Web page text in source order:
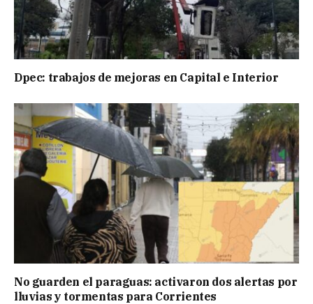
Dpec: trabajos de mejoras en Capital e Interior
No guarden el paraguas: activaron dos alertas por
lluvias y tormentas para Corrientes